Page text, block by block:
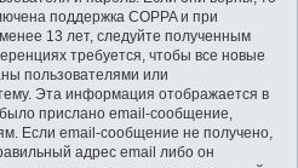
поддержка COPPA и при
13 лет, следуйте полученным
требуется, чтобы все новые
пользователями или
Эта информация отображается в
прислано email-сообщение,
Если email-сообщение не получено,
адрес email либо он